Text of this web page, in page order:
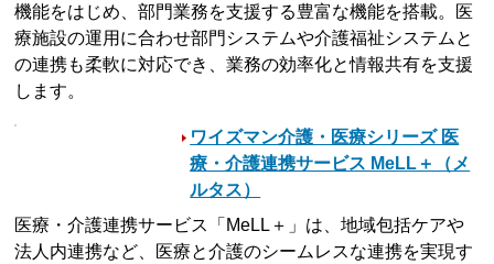
機能をはじめ、部門業務を支援する豊富な機能を搭載。医
療施設の運用に合わせ部門システムや介護福祉システムと
の連携も柔軟に対応でき、業務の効率化と情報共有を支援
します。
ワイズマン介護・医療シリーズ 医
療・介護連携サービス MeLL＋（メ
ルタス）
医療・介護連携サービス「MeLL＋」は、地域包括ケアや
法人内連携など、医療と介護のシームレスな連携を実現す